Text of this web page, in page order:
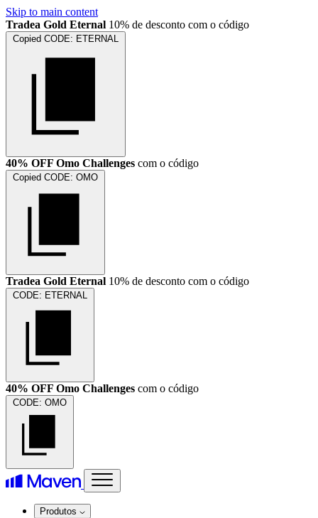
Skip to main content
Tradea Gold Eternal 10% de desconto com o código
Copied CODE: ETERNAL
40% OFF Omo Challenges com o código
Copied CODE: OMO
Tradea Gold Eternal 10% de desconto com o código
CODE: ETERNAL
40% OFF Omo Challenges com o código
CODE: OMO
Produtos